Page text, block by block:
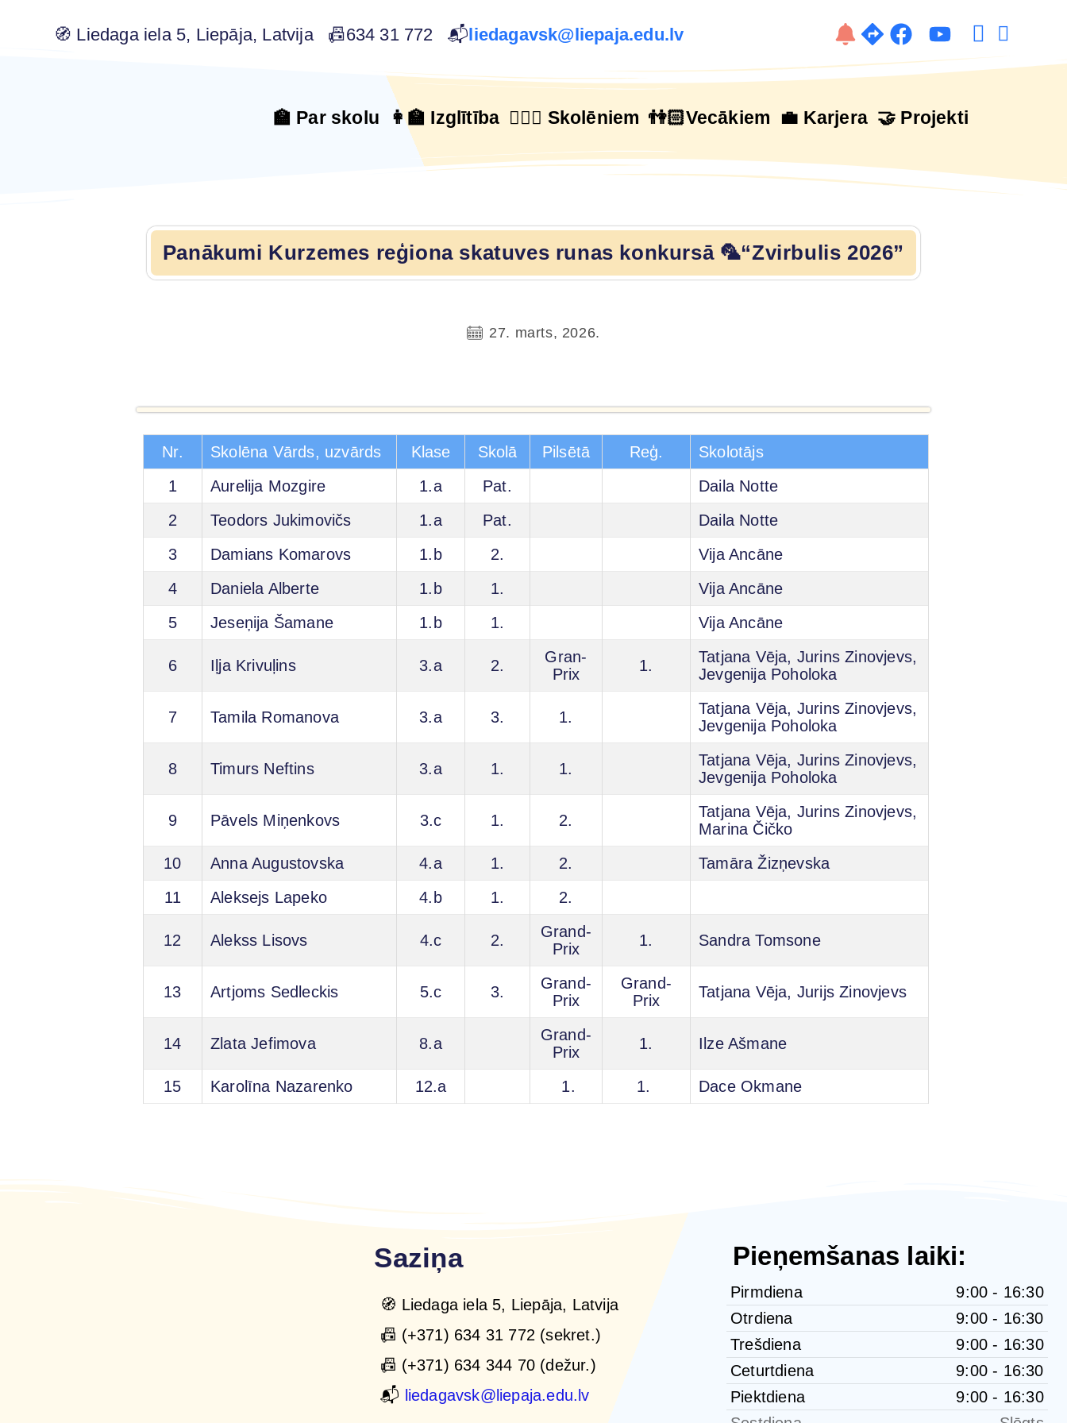
🧭 Liedaga iela 5, Liepāja, Latvija 📠634 31 772 📬 liedagavsk@liepaja.edu.lv
🏫 Par skolu 👩‍🏫 Izglītība 🙋🏻‍♂️ Skolēniem 👫🏻Vecākiem 💼 Karjera 🤝 Projekti
Panākumi Kurzemes reģiona skatuves runas konkursā 🦜“Zvirbulis 2026”
27. marts, 2026.
Nr. Skolēna Vārds, uzvārds Klase Skolā Pilsētā Reģ.
Skolotājs
1
Aurelija Mozgire 1.a Pat.
Daila Notte
2
Teodors Jukimovičs 1.a Pat.
Daila Notte
3
Damians Komarovs 1.b 2.
Vija Ancāne
4
Daniela Alberte 1.b 1.
Vija Ancāne
5
Jeseņija Šamane 1.b 1. Vija Ancāne
6 Iļja Krivuļins 3.a 2.
Gran-
Prix
1.
Tatjana Vēja, Jurins Zinovjevs,
Jevgenija Poholoka
7 Tamila Romanova 3.a 3. 1.
Tatjana Vēja, Jurins Zinovjevs,
Jevgenija Poholoka
8 Timurs Neftins 3.a 1. 1.
Tatjana Vēja, Jurins Zinovjevs,
Jevgenija Poholoka
9 Pāvels Miņenkovs 3.c 1. 2.
Tatjana Vēja, Jurins Zinovjevs,
Marina Čičko
10
Anna Augustovska 4.a 1. 2.
Tamāra Žizņevska
11
Aleksejs Lapeko 4.b 1. 2.
12 Alekss Lisovs 4.c 2.
Grand-
Prix
1. Sandra Tomsone
13 Artjoms Sedleckis 5.c 3.
Grand-
Prix
Grand-
Prix
Tatjana Vēja, Jurijs Zinovjevs
14 Zlata Jefimova 8.a
Grand-
Prix
1. Ilze Ašmane
15 Karolīna Nazarenko 12.a 1. 1. Dace Okmane
Saziņa
🧭 Liedaga iela 5, Liepāja, Latvija
📠 (+371) 634 31 772 (sekret.)
📠 (+371) 634 344 70 (dežur.)
📬 liedagavsk@liepaja.edu.lv
Pieņemšanas laiki:
Pirmdiena
9:00 - 16:30
Otrdiena
9:00 - 16:30
Trešdiena
9:00 - 16:30
Ceturtdiena
9:00 - 16:30
Piektdiena
9:00 - 16:30